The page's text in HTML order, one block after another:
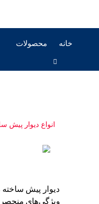
خانه محصولات
انواع دیوار پیش
دیوار پیش
ویژگی‌های